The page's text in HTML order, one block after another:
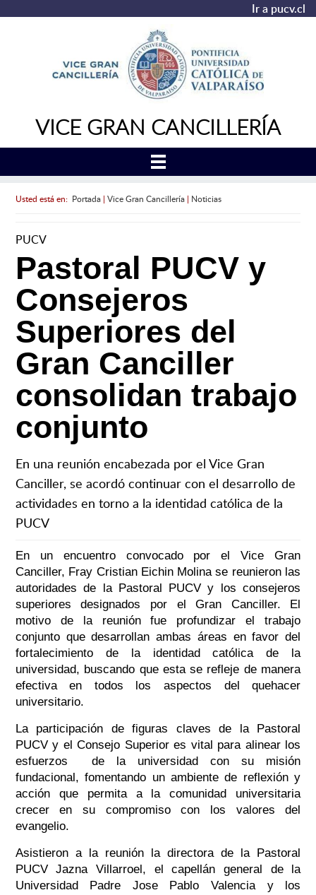
Ir a pucv.cl
VICE GRAN CANCILLERÍA
Usted está en: Portada| Vice Gran Cancillería| Noticias
PUCV
Pastoral PUCV y
Consejeros
Superiores del
Gran Canciller
consolidan trabajo
conjunto
En una reunión encabezada por el Vice Gran
Canciller, se acordó continuar con el desarrollo de
actividades en torno a la identidad católica de la
PUCV
En un encuentro convocado por el Vice Gran
Canciller, Fray Cristian Eichin Molina se reunieron las
autoridades de la Pastoral PUCV y los consejeros
superiores designados por el Gran Canciller.
El
motivo de la reunión fue profundizar el trabajo
conjunto que desarrollan ambas áreas en favor del
fortalecimiento de la identidad católica de la
universidad, buscando que esta se refleje de manera
efectiva en todos los aspectos del quehacer
universitario.
La participación de figuras claves de la Pastoral
PUCV y el Consejo Superior es vital para alinear los
esfuerzos de la universidad con su misión
fundacional, fomentando un ambiente de reflexión y
acción que permita a la comunidad universitaria
crecer en su compromiso con los valores del
evangelio.
Asistieron a la reunión la directora de la Pastoral
PUCV Jazna Villarroel, el capellán general de la
Universidad Padre Jose Pablo Valencia y los